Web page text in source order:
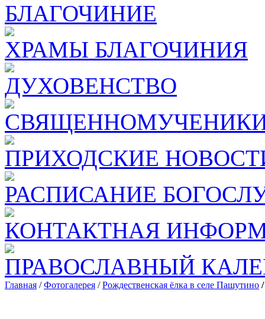
БЛАГОЧИНИЕ
ХРАМЫ БЛАГОЧИНИЯ
ДУХОВЕНСТВО
ПРИХОДСКИЕ
РАСПИСАНИЕ
КОНТАКТНАЯ
ПРАВОСЛАВНЫЙ
Главная /Фотогалерея /Рождественская ёлка в селе Пашутино